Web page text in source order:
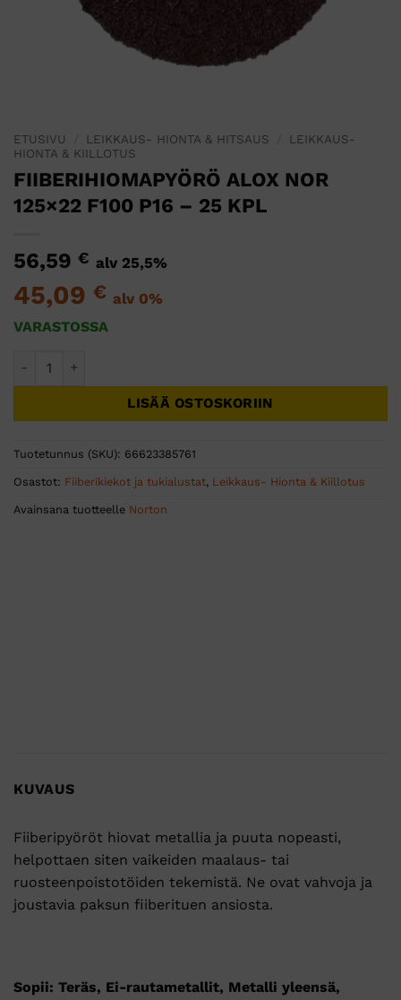
ETUSIVU LEIKKAUS- HIONTA & HITSAUS
LEIKKAUS-
HIONTA & KIILLOTUS
FIIBERIHIOMAPYÖRÖ ALOX NOR
125×22 F100 P16 – 25 KPL
56,59 € alv 25,5%
45,09 € alv 0%
VARASTOSSA
LISÄÄ OSTOSKORIIN
Tuotetunnus (SKU): 66623385761
Osastot: Fiiberikiekot ja tukialustat, Leikkaus- Hionta & Kiillotus
Avainsana tuotteelle Norton
KUVAUS
Fiiberipyöröt hiovat metallia ja puuta nopeasti,
helpottaen siten vaikeiden maalaus- tai
ruosteenpoistotöiden tekemistä. Ne ovat vahvoja ja
joustavia paksun fiiberituen ansiosta.
Sopii: Teräs, Ei-rautametallit, Metalli yleensä,